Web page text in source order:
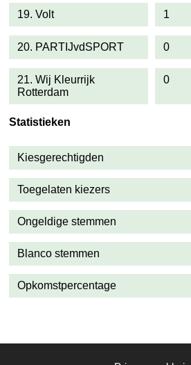
19. Volt 1
20. PARTIJvdSPORT 0
21. Wij Kleurrijk
Rotterdam
0
Statistieken
Kiesgerechtigden
Toegelaten kiezers
Ongeldige stemmen
Blanco stemmen
Opkomstpercentage